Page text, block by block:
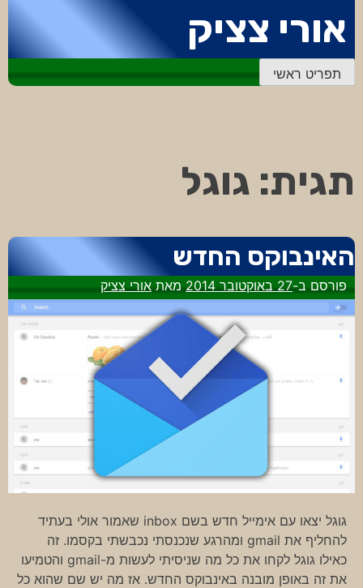
לתוכן
אורי צציק
תפריט ראשי
תגית: גוגל
האינבוקס החדש
פורסם ב-27 באוקטובר 2014 מאתאורי צציק
גוגל יצאו עם אימייל חדש בשם inbox שאמור אולי בעתיד
להחליף את gmail ומהרגע שנכנסתי נכבשתי בקסמו. זה
כאילו גוגל לקחו את כל מה שניסיתי לעשות מ-gmail והטמיעו
את זה באופן מובנה באינבוקס החדש. אז מה יש שם שהוא כל